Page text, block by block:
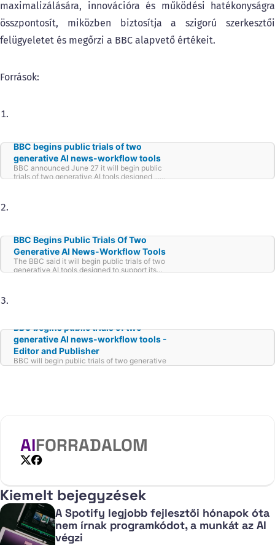
maximalizálására, innovációra és működési hatékonyságra
összpontosít, miközben biztosítja a szigorú szerkesztői
felügyeletet és megőrzi a BBC alapvető értékeit.
Források:
BBC begins public trials of two
generative AI news-workflow tools
BBC announced June 27 it will begin public
trials of two generative AI tools designed ...
BBC Begins Public Trials Of Two
Generative AI News-Workflow Tools
The BBC said it will begin public trials of two
generative AI tools designed to support its
BBC begins public trials of two
generative AI news-workflow tools -
Editor and Publisher
BBC will begin public trials of two generative
AI tools designed to support its news-
AIFORRADALOM
Kiemelt bejegyzések
A Spotify legjobb fejlesztői hónapok óta
nem írnak programkódot, a munkát az AI
végzi